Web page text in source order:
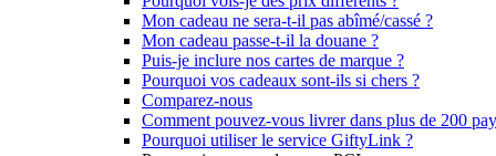
Mon cadeau ne sera-t-il pas abîmé/cassé ?
Mon cadeau passe-t-il la douane ?
Puis-je inclure nos cartes de marque ?
Pourquoi vos cadeaux sont-ils si chers ?
Comparez-nous
Comment pouvez-vous livrer dans plus de 200
Pourquoi utiliser le service GiftyLink ?